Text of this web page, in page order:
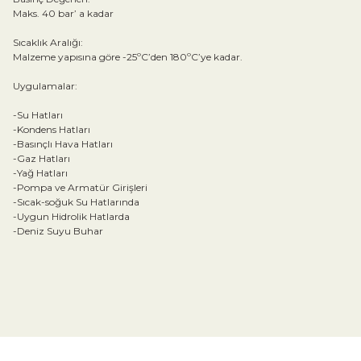
Maks. 40 bar’ a kadar
Sıcaklık Aralığı:
Malzeme yapısına göre -25ºC’den 180ºC’ye kadar.
Uygulamalar:
-Su Hatları
-Kondens Hatları
-Basınçlı Hava Hatları
-Gaz Hatları
-Yağ Hatları
-Pompa ve Armatür Girişleri
-Sıcak-soğuk Su Hatlarında
-Uygun Hidrolik Hatlarda
-Deniz Suyu Buhar